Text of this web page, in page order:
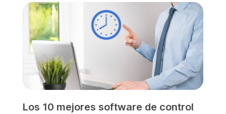
Los 10 mejores software de control